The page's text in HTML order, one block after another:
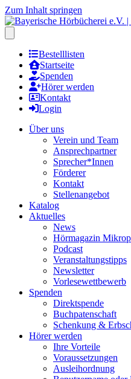
Zum Inhalt springen
Bestelllisten
Startseite
Spenden
Hörer werden
Kontakt
Login
Über uns
Verein und Team
Ansprechpartner
Sprecher*Innen
Förderer
Kontakt
Stellenangebot
Katalog
Aktuelles
News
Hörmagazin
Podcast
Veranstaltungstipps
Newsletter
Vorlesewettbewerb
Spenden
Direktspende
Buchpatenschaft
Schenkung &
Hörer werden
Ihre Vorteile
Voraussetzungen
Ausleihordnung